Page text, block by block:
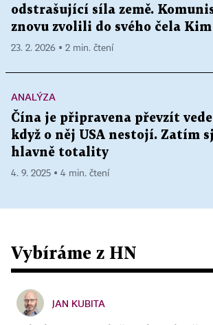
odstrašující síla země.
znovu zvolili do svého čela
23. 2. 2026 ▪ 2 min. čtení
ANALÝZA
Čína je připravena převzít
když o něj USA nestojí. Zatím
hlavně totality
4. 9. 2025 ▪ 4 min. čtení
Vybíráme z HN
JAN KUBITA